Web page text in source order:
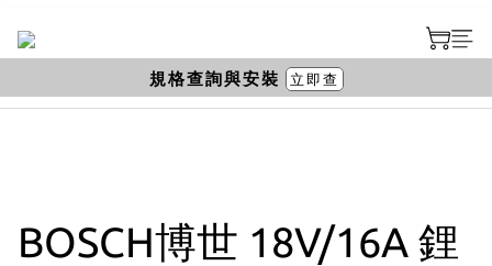
BOSCH博世 18V/16A 鋰
規格查詢與安裝 立即查